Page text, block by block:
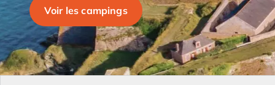
Camping Carcans
Camping Hourtin
Camping Lacanau
Camping Soulac sur Mer
Camping Vendays-Montalivet
Voir les campings